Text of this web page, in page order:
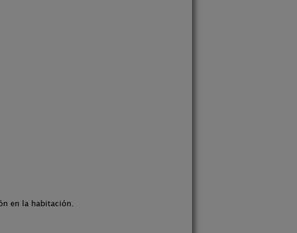
en la habitación.